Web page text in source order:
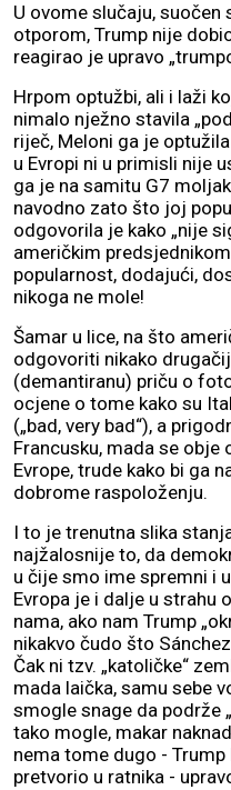
U ovome slučaju, suočen
otporom, Trump nije
reagirao je upravo
Hrpom optužbi, ali i laži
nimalo nježno stavila
riječ, Meloni ga je
u Evropi ni u primisli nije
ga je na samitu G7
navodno zato što joj
odgovorila je kako „nije
američkim
popularnost, dodajući,
nikoga ne mole!
Šamar u lice, na što
odgovoriti nikako
(demantiranu) priču o
ocjene o tome kako su
(„bad, very bad“), a
Francusku, mada se obje
Evrope, trude kako bi ga
dobrome raspoloženju.
I to je trenutna slika
najžalosnije to, da
u čije smo ime spremni i
Evropa je i dalje u strahu
nama, ako nam Trump
nikakvo čudo što
Čak ni tzv. „katoličke“
mada laička, samu sebe
smogle snage da podrže
tako mogle, makar
nema tome dugo -
pretvorio u ratnika -